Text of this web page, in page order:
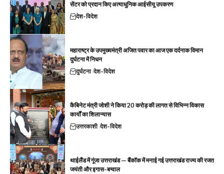
सेंटर को प्रदान किए अत्याधुनिक आईसीयू उपकरण
देश-विदेश
महाराष्ट्र के उपमुख्यमंत्री अजित पवार का आज एक दर्दनाक विमान
दुर्घटना में निधन
दुर्घटना देश-विदेश
कैबिनेट मंत्री जोशी ने किया 20 करोड़ की लागत से विभिन्न विकास
कार्यों का शिलान्यास
उत्तरकाशी देश-विदेश
थाईलैंड में गूंजा उत्तराखंड — बैंकॉक में मनाई गई उत्तराखंड राज्य की रजत
जयंती और इगास-बग्वाल